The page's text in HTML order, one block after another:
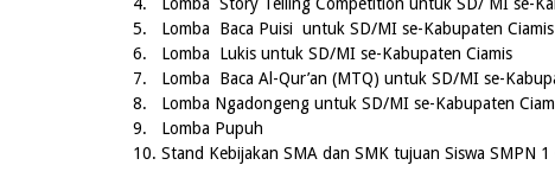
5.
Lomba Baca Puisi untuk SD/MI se-Kabupaten Ciamis
6.
Lomba Lukis untuk SD/MI se-Kabupaten Ciamis
7.
Lomba Baca Al-Qur’an (MTQ) untuk SD/MI se-
8.
Lomba Ngadongeng untuk SD/MI se-Kabupaten
9.
Lomba Pupuh
10. Stand Kebijakan SMA dan SMK tujuan Siswa SMPN 1